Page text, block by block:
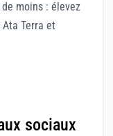
moins : élevez
Terra et
sociaux